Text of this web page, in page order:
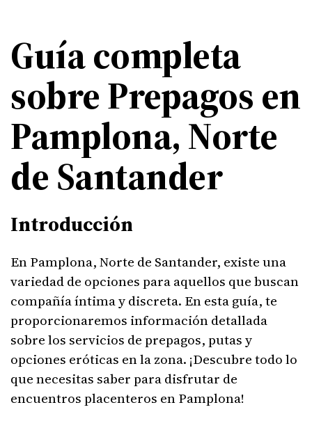
Guía completa
sobre Prepagos en
Pamplona, Norte
de Santander
Introducción
En Pamplona, Norte de Santander, existe una
variedad de opciones para aquellos que buscan
compañía íntima y discreta. En esta guía, te
proporcionaremos información detallada
sobre los servicios de prepagos, putas y
opciones eróticas en la zona. ¡Descubre todo lo
que necesitas saber para disfrutar de
encuentros placenteros en Pamplona!